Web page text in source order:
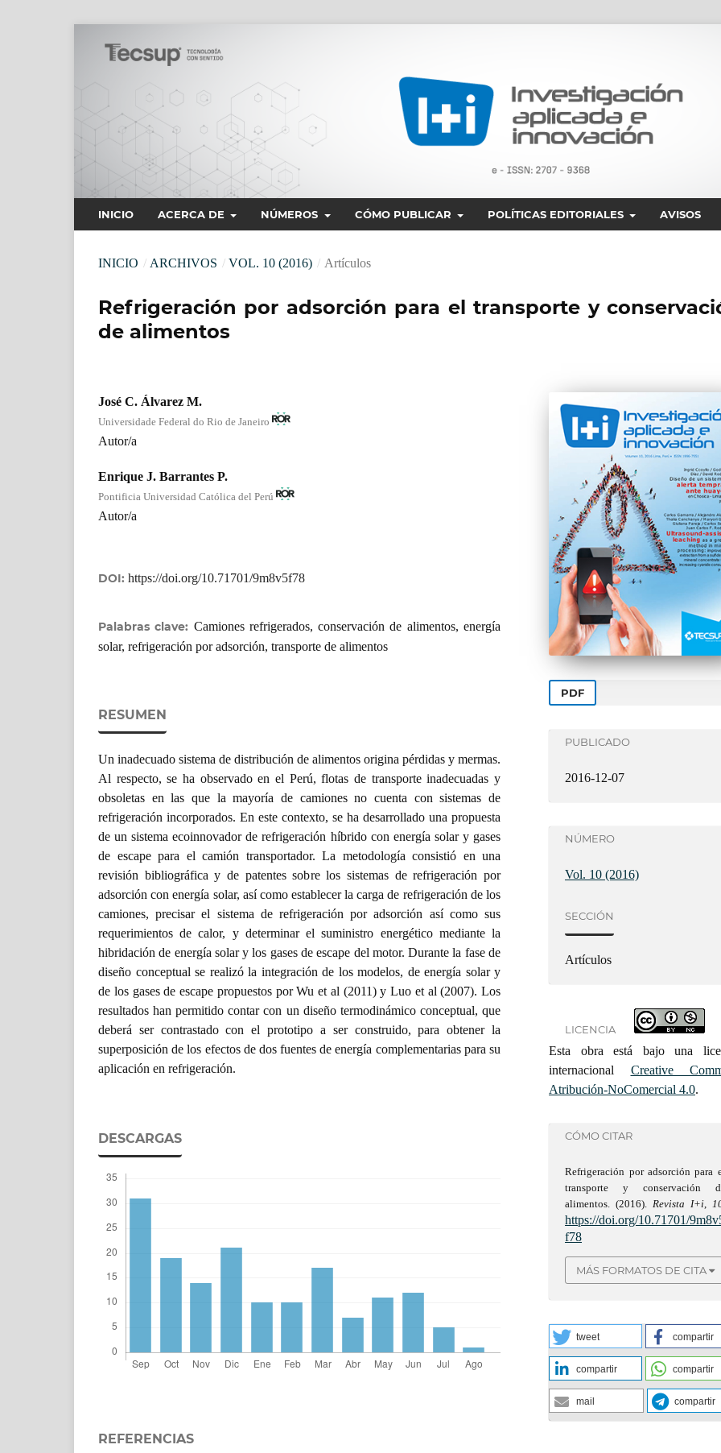
INICIO ACERCA DE NÚMEROS CÓMO PUBLICAR POLÍTICAS EDITORIALES AVISOS
INICIO / ARCHIVOS / VOL. 10 (2016) / Artículos
Refrigeración por adsorción para el transporte y
de alimentos
José C. Álvarez M.
Universidade Federal do Rio de Janeiro
Autor/a
Enrique J. Barrantes P.
Pontificia Universidad Católica del Perú
Autor/a
DOI: https://doi.org/10.71701/9m8v5f78
Palabras clave: Camiones refrigerados, conservación de alimentos, energía
solar, refrigeración por adsorción, transporte de alimentos
RESUMEN
Un inadecuado sistema de distribución de alimentos origina pérdidas y mermas.
Al respecto, se ha observado en el Perú, flotas de transporte inadecuadas y
obsoletas en las que la mayoría de camiones no cuenta con sistemas de
refrigeración incorporados. En este contexto, se ha desarrollado una propuesta
de un sistema ecoinnovador de refrigeración híbrido con energía solar y gases
de escape para el camión transportador. La metodología consistió en una
revisión bibliográfica y de patentes sobre los sistemas de refrigeración por
adsorción con energía solar, así como establecer la carga de refrigeración de los
camiones, precisar el sistema de refrigeración por adsorción así como sus
requerimientos de calor, y determinar el suministro energético mediante la
hibridación de energía solar y los gases de escape del motor. Durante la fase de
diseño conceptual se realizó la integración de los modelos, de energía solar y
de los gases de escape propuestos por Wu et al (2011) y Luo et al (2007). Los
resultados han permitido contar con un diseño termodinámico conceptual, que
deberá ser contrastado con el prototipo a ser construido, para obtener la
superposición de los efectos de dos fuentes de energía complementarias para su
aplicación en refrigeración.
DESCARGAS
REFERENCIAS
PDF
PUBLICADO
2016-12-07
NÚMERO
Vol. 10 (2016)
SECCIÓN
Artículos
LICENCIA
Esta obra está bajo una
internacional Creative
Atribución-NoComercial 4.0.
CÓMO CITAR
Refrigeración por adsorción para
transporte y conservación
alimentos. (2016). Revista I+i
https://doi.org/10.71701/
f78
MÁS FORMATOS DE CITA
tweet compartir
compartir compartir
mail compartir